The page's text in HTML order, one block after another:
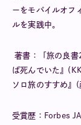
ーをモバイルオフ
ルを実践中。
著書：「旅の良書
ば死んでいた』
ソロ旅のすすめ』(
受賞歴： Forbes